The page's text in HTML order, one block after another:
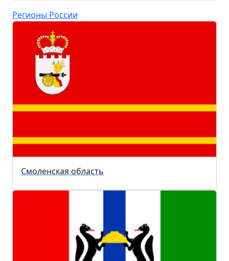
Регионы России
Смоленская область